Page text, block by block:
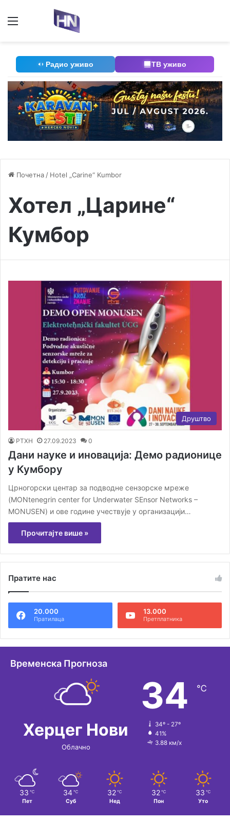
Радио уживо ТВ уживо
Почетна / Hotel „Carine“ Kumbor
Хотел „Царине“
Кумбор
Друштво
РТХН 27.09.2023 0
Дани науке и иновација: Демо радионице
у Кумбору
Црногорски центар за подводне сензорске мреже
(MONtenegrin center for Underwater SEnsor Networks –
MONUSEN) и ове године учествује у организацији…
Прочитајте више »
Пратите нас
20.000
Пратилаца
13.000
Претплатника
Временска Прогноза
Херцег Нови
Облачно
34 ℃
34º - 27º
41%
3.88 км/х
33 ℃
Пет
34 ℃
Суб
32 ℃
Нед
32 ℃
Пон
33 ℃
Уто